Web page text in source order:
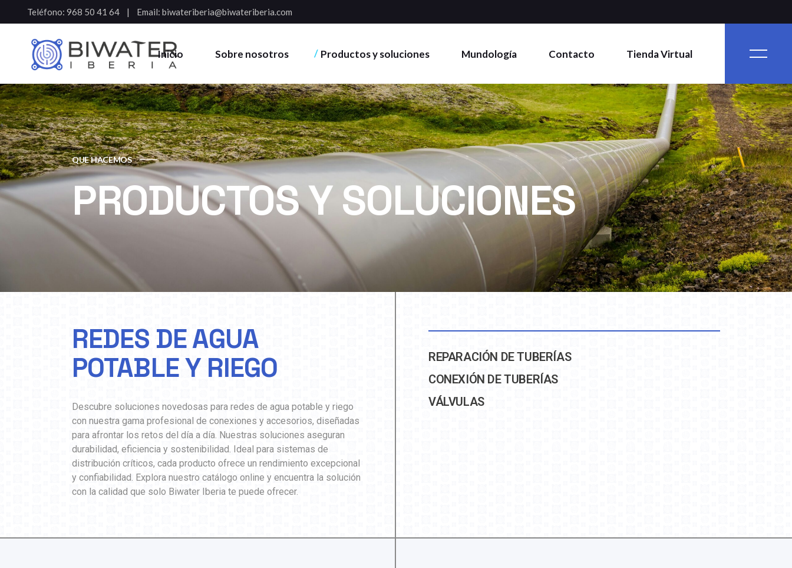
Teléfono: 968 50 41 64 Email: biwateriberia@biwateriberia.com
Inicio Sobre nosotros Productos y soluciones Mundología Contacto Tienda Virtual
QUE HACEMOS
PRODUCTOS Y SOLUCIONES
REDES DE AGUA
POTABLE Y RIEGO
Descubre soluciones novedosas para redes de agua potable y riego
con nuestra gama profesional de conexiones y accesorios, diseñadas
para afrontar los retos del día a día. Nuestras soluciones aseguran
durabilidad, eficiencia y sostenibilidad. Ideal para sistemas de
distribución críticos, cada producto ofrece un rendimiento excepcional
y confiabilidad. Explora nuestro catálogo online y encuentra la solución
con la calidad que solo Biwater Iberia te puede ofrecer.
REPARACIÓN DE TUBERÍAS
CONEXIÓN DE TUBERÍAS
VÁLVULAS